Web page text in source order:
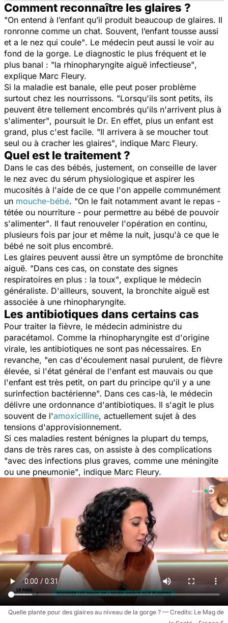
Comment reconnaître les glaires ?
"On entend à l’enfant qu’il produit beaucoup de glaires. Il
ronronne comme un chat. Souvent, l’enfant tousse aussi
et a le nez qui coule". Le médecin peut aussi le voir au
fond de la gorge. Le diagnostic le plus fréquent et le
plus banal : "la rhinopharyngite aiguë infectieuse",
explique Marc Fleury.
Si la maladie est banale, elle peut poser problème
surtout chez les nourrissons. "Lorsqu'ils sont petits, ils
peuvent être tellement encombrés qu'ils n'arrivent plus à
s'alimenter", poursuit le Dr. En effet, plus un enfant est
grand, plus c'est facile. "Il arrivera à se moucher tout
seul ou à cracher les glaires", indique Marc Fleury.
Quel est le traitement ?
Dans le cas des bébés, justement, on conseille de laver
le nez avec du sérum physiologique et aspirer les
mucosités à l'aide de ce que l'on appelle communément
un mouche-bébé. "On le fait notamment avant le repas -
tétée ou nourriture - pour permettre au bébé de pouvoir
s'alimenter". Il faut renouveler l'opération en continu,
plusieurs fois par jour et même la nuit, jusqu'à ce que le
bébé ne soit plus encombré.
Les glaires peuvent aussi être un symptôme de bronchite
aiguë. "Dans ces cas, on constate des signes
respiratoires en plus : la toux", explique le médecin
généraliste. D'ailleurs, souvent, la bronchite aiguë est
associée à une rhinopharyngite.
Les antibiotiques dans certains cas
Pour traiter la fièvre, le médecin administre du
paracétamol. Comme la rhinopharyngite est d'origine
virale, les antibiotiques ne sont pas nécessaires. En
revanche, "en cas d'écoulement nasal purulent, de fièvre
élevée, si l'état général de l'enfant est mauvais ou que
l'enfant est très petit, on part du principe qu'il y a une
surinfection bactérienne". Dans ces cas-là, le médecin
délivre une ordonnance d'antibiotiques. Il s'agit le plus
souvent de l'amoxicilline, actuellement sujet à des
tensions d'approvisionnement.
Si ces maladies restent bénignes la plupart du temps,
dans de très rares cas, on assiste à des complications
"avec des infections plus graves, comme une méningite
ou une pneumonie", indique Marc Fleury.
Quelle plante pour des glaires au niveau de la gorge ?
Le Mag de